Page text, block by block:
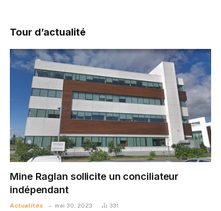
Tour d’actualité
Mine Raglan sollicite un conciliateur
indépendant
Actualités mai 30, 2023 331